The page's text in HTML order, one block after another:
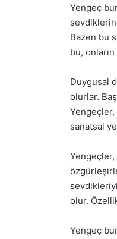
Yengeç
Bazen bu
bu,
Duygusal
olurlar.
Yengeçler,
sanatsal
Yengeçler,
olur.
Yengeç